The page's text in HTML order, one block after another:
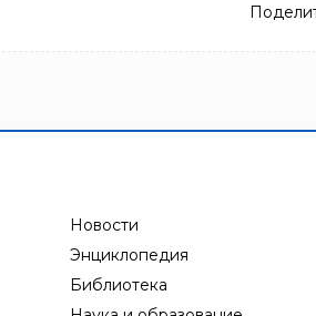
Новости
Энциклопедия
Библиотека